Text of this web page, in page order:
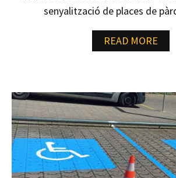
senyalització de places de
READ MORE